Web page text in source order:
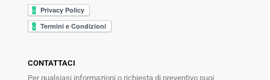
CONTATTACI
Per qualsiasi informazioni o richiesta di preventivo puoi